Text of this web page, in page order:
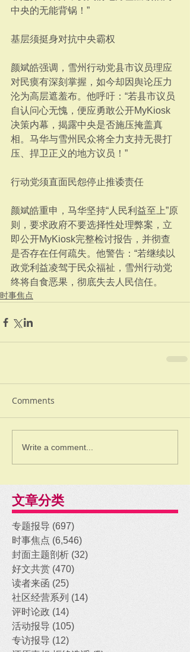
中央的无能背锅！”
基层须挺身对抗中央霸权
颜斌皓强调，雪州行动党县市议员理应
对民瘼有深刻掌握，如今却因舆论压力
沦为高层遮羞布。他呼吁：“若县市议员
自认问心无愧，便应勇敢公开MyKiosk
决策内幕，揭露中央是否施压掩盖真
相。马华与雪州民众将全力支持无畏打
压、捍卫正义的地方议员！”
行动党须直面民怨停止推诿责任
颜斌皓重申，马华坚持“人民利益至上”原
则，要求政府不要选择性处理弊案，立
即公开MyKiosk完整检讨报告，并彻查
是否存在任何疏失。他警告：“若继续以
政党利益凌驾于民众福祉，雪州行动党
终将自食恶果，彻底失去人民信任。
时事焦点
Comments
Write a comment...
文章分类
专题报导 (697)
时事焦点 (6,546)
封面主题剖析 (32)
好文共赏 (470)
读者来函 (25)
社区经营系列 (14)
评时论政 (14)
活动报导 (105)
专访报导 (12)